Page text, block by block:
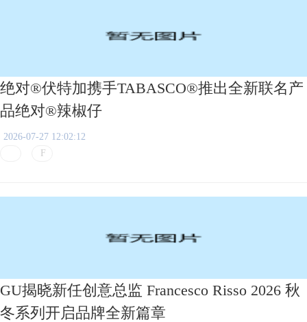
绝对®伏特加携手TABASCO®推出全新联名产
品绝对®辣椒仔
2026-07-27 12:02:12
GU揭晓新任创意总监 Francesco Risso 2026 秋
冬系列开启品牌全新篇章